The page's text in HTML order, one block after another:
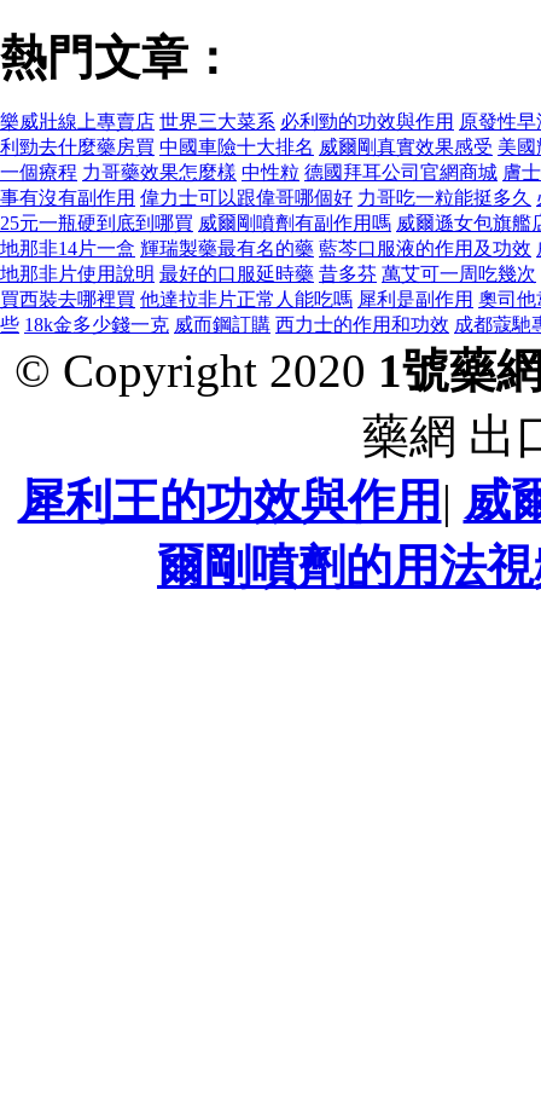
熱門文章：
樂威壯線上專賣店 世界三大菜系 必利勁的功效與作用 原發性早
利勁去什麼藥房買 中國車險十大排名 威爾剛真實效果感受 美國
一個療程 力哥藥效果怎麼樣 中性粒 德國拜耳公司官網商城 膚
事有沒有副作用 偉力士可以跟偉哥哪個好 力哥吃一粒能挺多久
25元一瓶硬到底到哪買 威爾剛噴劑有副作用嗎 威爾遜女包旗艦
地那非14片一盒 輝瑞製藥最有名的藥 藍芩口服液的作用及功效
地那非片使用說明 最好的口服延時藥 昔多芬 萬艾可一周吃幾次
買西裝去哪裡買 他達拉非片正常人能吃嗎 犀利是副作用 奧司他
些 18k金多少錢一克 威而鋼訂購 西力士的作用和功效 成都蔻馳
© Copyright 2020 1號藥
藥網 出
犀利王的功效與作用 | 威
爾剛噴劑的用法